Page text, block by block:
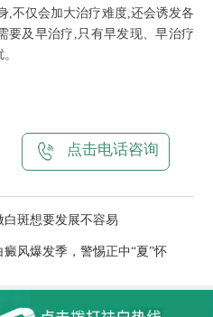
,不仅会加大治疗难度,还会诱发各
要及早治疗,只有早发现、早治疗
点击电话咨询
斑想要发展不容易
风爆发季，警惕正中“夏”怀